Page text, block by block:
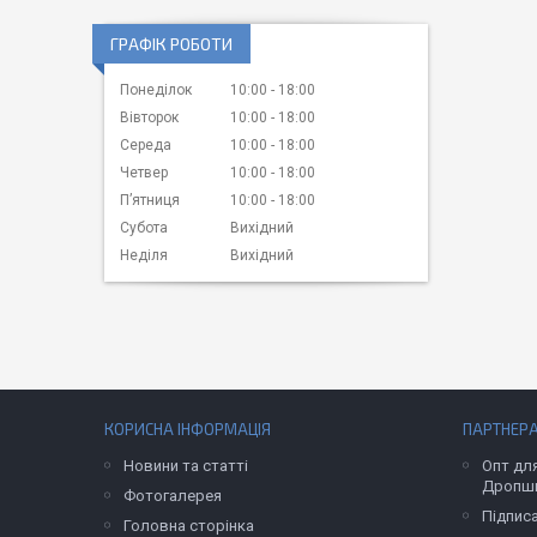
ГРАФІК РОБОТИ
Понеділок 10:00
18:00
Вівторок
10:00
18:00
Середа
10:00
18:00
Четвер
10:00
18:00
Пʼятниця
10:00
18:00
Субота
Вихідний
Неділя
Вихідний
КОРИСНА ІНФОРМАЦІЯ
Новини та статті
Фотогалерея
Головна сторінка
Опт